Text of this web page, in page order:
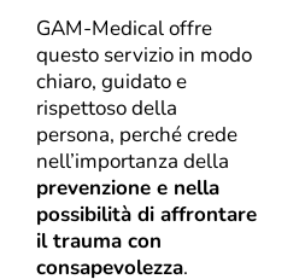
GAM-Medical offre
questo servizio in modo
chiaro, guidato e
rispettoso della
persona, perché crede
nell’importanza della
prevenzione e nella
possibilità di affrontare
il trauma con
consapevolezza.